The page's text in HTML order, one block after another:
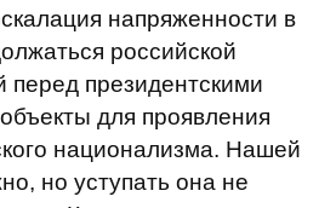
напряженности в
российской
перед президентскими
для проявления
национализма. Нашей
но уступать она не